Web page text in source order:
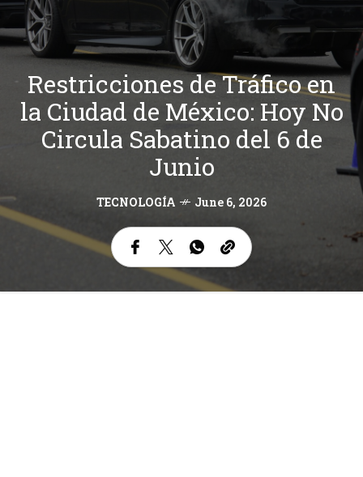
Restricciones de Tráfico en
la Ciudad de México: Hoy No
Circula Sabatino del 6 de
Junio
TECNOLOGÍA June 6, 2026